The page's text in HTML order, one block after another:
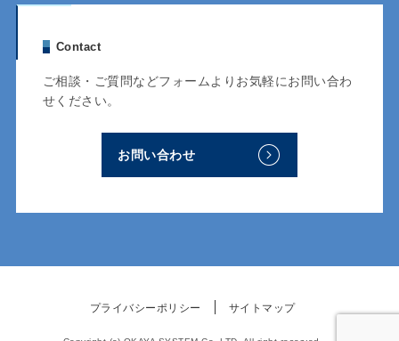
Contact
ご相談・ご質問などフォームよりお気軽にお問い合わ
せください。
お問い合わせ
プライバシーポリシー サイトマップ